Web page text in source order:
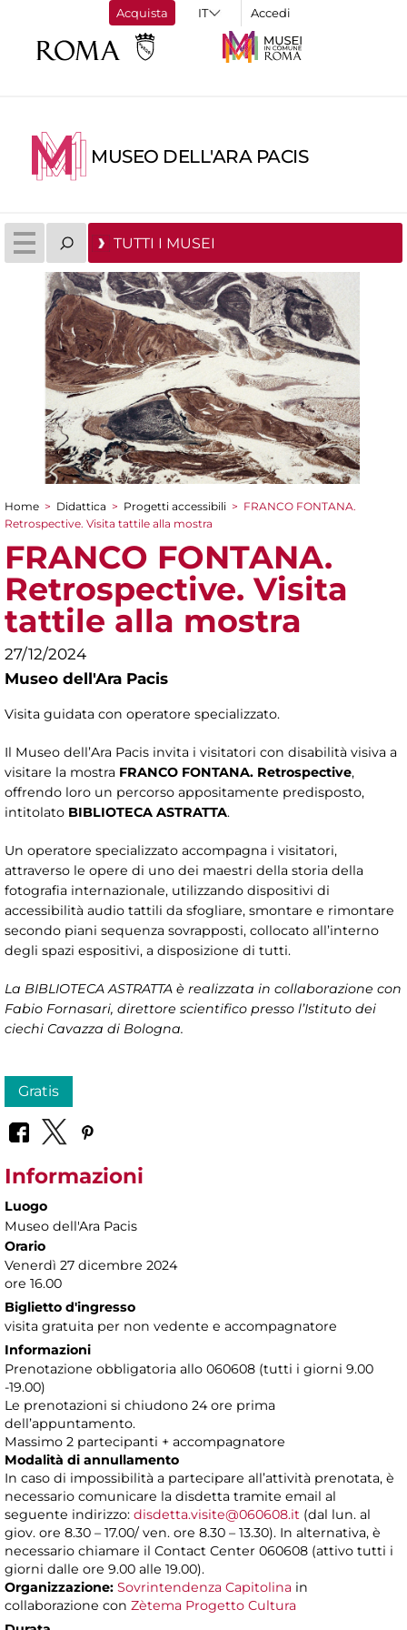
Acquista Accedi
MUSEO DELL'ARA PACIS
TUTTI I MUSEI
Tu sei qui
Home > Didattica > Progetti accessibili > FRANCO FONTANA.
Retrospective. Visita tattile alla mostra
FRANCO FONTANA.
Retrospective. Visita
tattile alla mostra
27/12/2024
Museo dell'Ara Pacis
Visita guidata con operatore specializzato.
Il Museo dell’Ara Pacis invita i visitatori con disabilità visiva a
visitare la mostra FRANCO FONTANA. Retrospective,
offrendo loro un percorso appositamente predisposto,
intitolato BIBLIOTECA ASTRATTA.
Un operatore specializzato accompagna i visitatori,
attraverso le opere di uno dei maestri della storia della
fotografia internazionale, utilizzando dispositivi di
accessibilità audio tattili da sfogliare, smontare e rimontare
secondo piani sequenza sovrapposti, collocato all’interno
degli spazi espositivi, a disposizione di tutti.
La BIBLIOTECA ASTRATTA è realizzata in collaborazione con
Fabio Fornasari, direttore scientifico presso l’Istituto dei
ciechi Cavazza di Bologna.
Gratis
Informazioni
Luogo
Museo dell'Ara Pacis
Orario
Venerdì 27 dicembre 2024
ore 16.00
Biglietto d'ingresso
visita gratuita per non vedente e accompagnatore
Informazioni
Prenotazione obbligatoria allo 060608 (tutti i giorni 9.00
-19.00)
Le prenotazioni si chiudono 24 ore prima
dell’appuntamento.
Massimo 2 partecipanti + accompagnatore
Modalità di annullamento
In caso di impossibilità a partecipare all’attività prenotata, è
necessario comunicare la disdetta tramite email al
seguente indirizzo: disdetta.visite@060608.it (dal lun. al
giov. ore 8.30 – 17.00/ ven. ore 8.30 – 13.30). In alternativa, è
necessario chiamare il Contact Center 060608 (attivo tutti i
giorni dalle ore 9.00 alle 19.00).
Organizzazione: Sovrintendenza Capitolina in
collaborazione con Zètema Progetto Cultura